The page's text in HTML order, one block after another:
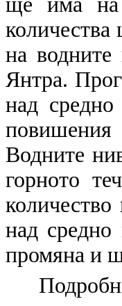
на
Янтра.
над средно
повишения
Водните
горното
над средно
промяна и